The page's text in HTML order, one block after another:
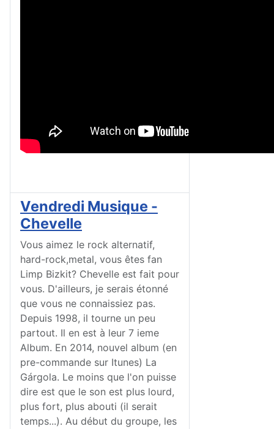
Vendredi Musique -
Chevelle
Vous aimez le rock alternatif,
hard-rock,metal, vous êtes fan
Limp Bizkit? Chevelle est fait pour
vous. D'ailleurs, je serais étonné
que vous ne connaissiez pas.
Depuis 1998, il tourne un peu
partout. Il en est à leur 7 ieme
Album. En 2014, nouvel album (en
pre-commande sur Itunes) La
Gárgola. Le moins que l'on puisse
dire est que le son est plus lourd,
plus fort, plus abouti (il serait
temps...). Au début du groupe, les